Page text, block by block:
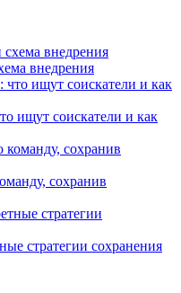
внедрения
ищут соискатели и как
сохранив
стратегии сохранения